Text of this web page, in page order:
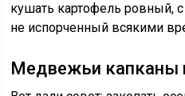
кушать картофель ровный,
не испорченный всякими
Медвежьи капканы